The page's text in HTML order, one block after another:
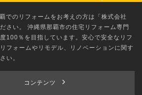
でのリフォームをお考えの方は「株式会社
さい。 沖縄県那覇市の住宅リフォーム専門
100％を目指しています。安心で安全なリフ
フォームやリモデル、リノベーションに関す
い。
コンテンツ